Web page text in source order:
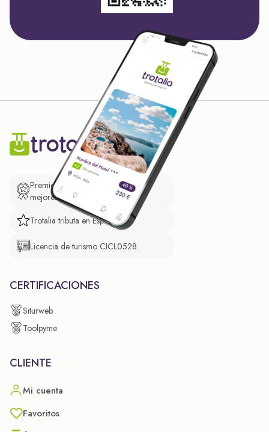
Premio de El Confidencial a las
mejores prácticas empresariales.
Trotalia tributa en España
Licencia de turismo CICL0528
CERTIFICACIONES
Siturweb
Toolpyme
CLIENTE
Mi cuenta
Favoritos